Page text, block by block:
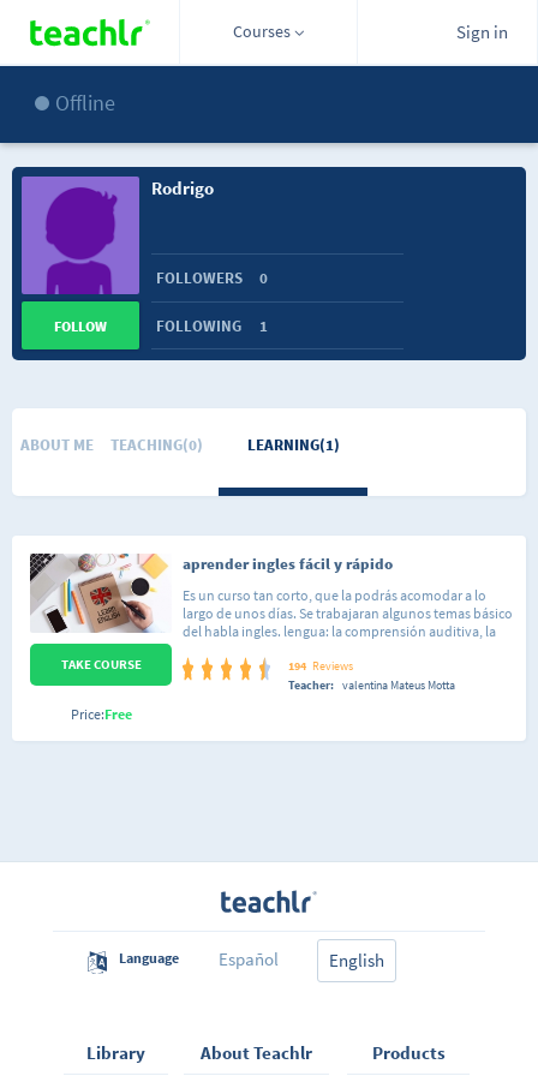
Courses Sign in
Offline
Rodrigo
FOLLOWERS 0
FOLLOWING 1
FOLLOW
ABOUT ME TEACHING(0) LEARNING(1)
aprender ingles fácil y rápido
Es un curso tan corto, que la podrás acomodar a lo
largo de unos días. Se trabajaran algunos temas básico
del habla ingles. lengua: la comprensión auditiva, la
participación activa del alumno. curso de trabajo: no?
presenciales. el alumno llega a ser capaz de
194 Reviews
Teacher: valentina Mateus Motta
TAKE COURSE
Price:Free
Language Español English
Library About Teachlr Products